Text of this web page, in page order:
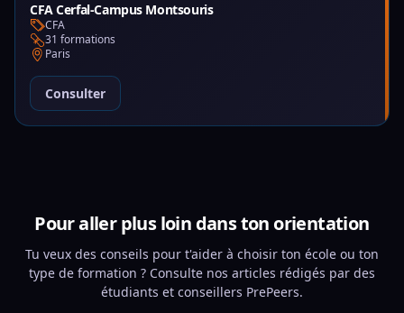
CFA Cerfal-Campus Montsouris
CFA
31 formations
Paris
Consulter
Pour aller plus loin dans ton orientation
Tu veux des conseils pour t'aider à choisir ton école ou ton
type de formation ? Consulte nos articles rédigés par des
étudiants et conseillers PrePeers.